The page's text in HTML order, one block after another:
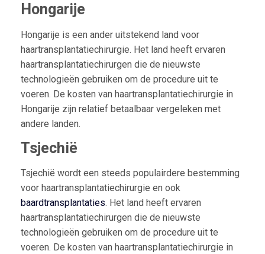
Hongarije
Hongarije is een ander uitstekend land voor
haartransplantatiechirurgie. Het land heeft ervaren
haartransplantatiechirurgen die de nieuwste
technologieën gebruiken om de procedure uit te
voeren. De kosten van haartransplantatiechirurgie in
Hongarije zijn relatief betaalbaar vergeleken met
andere landen.
Tsjechië
Tsjechië wordt een steeds populairdere bestemming
voor haartransplantatiechirurgie en ook
baardtransplantaties. Het land heeft ervaren
haartransplantatiechirurgen die de nieuwste
technologieën gebruiken om de procedure uit te
voeren. De kosten van haartransplantatiechirurgie in